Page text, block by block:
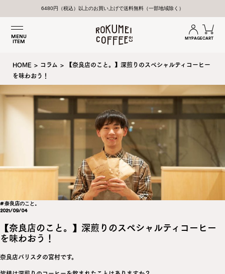
6480円（税込）以上のお買い上げで送料無料（一部地域除く）
MENU
ITEM
MYPAGECART
HOME > コラム >
【奈良店のこと。】深煎りのスペシャルティコーヒー
を味わおう！
# 奈良店のこと。
2021/09/04
【奈良店のこと。】深煎りのスペシャルティコーヒー
を味わおう！
奈良店バリスタの宮村です。